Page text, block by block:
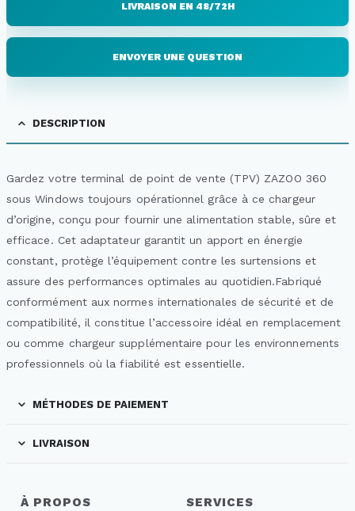
LIVRAISON EN 48/72H
ENVOYER UNE QUESTION
DESCRIPTION
Gardez votre terminal de point de vente (TPV) ZAZOO 360
sous Windows toujours opérationnel grâce à ce chargeur
d’origine, conçu pour fournir une alimentation stable, sûre et
efficace. Cet adaptateur garantit un apport en énergie
constant, protège l’équipement contre les surtensions et
assure des performances optimales au quotidien.Fabriqué
conformément aux normes internationales de sécurité et de
compatibilité, il constitue l’accessoire idéal en remplacement
ou comme chargeur supplémentaire pour les environnements
professionnels où la fiabilité est essentielle.
MÉTHODES DE PAIEMENT
LIVRAISON
À PROPOS SERVICES